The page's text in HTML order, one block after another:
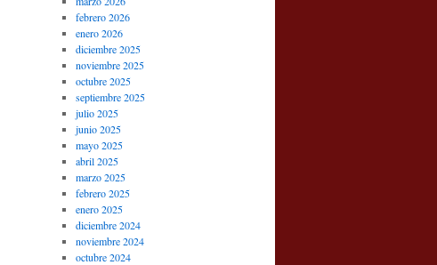
febrero 2026
enero 2026
diciembre 2025
noviembre 2025
octubre 2025
septiembre 2025
julio 2025
junio 2025
mayo 2025
abril 2025
marzo 2025
febrero 2025
enero 2025
diciembre 2024
noviembre 2024
octubre 2024